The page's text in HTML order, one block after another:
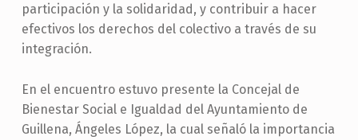
participación y la solidaridad, y contribuir a hacer
efectivos los derechos del colectivo a través de su
integración.
En el encuentro estuvo presente la Concejal de
Bienestar Social e Igualdad del Ayuntamiento de
Guillena, Ángeles López, la cual señaló la importancia